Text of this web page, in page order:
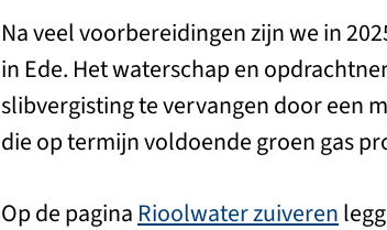
Na veel voorbereidingen zijn we in
in Ede. Het waterschap en
slibvergisting te vervangen door een
die op termijn voldoende groen gas
Op de pagina Rioolwater zuiveren